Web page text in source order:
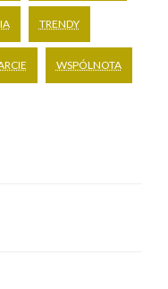
TRENDY
WSPÓLNOTA